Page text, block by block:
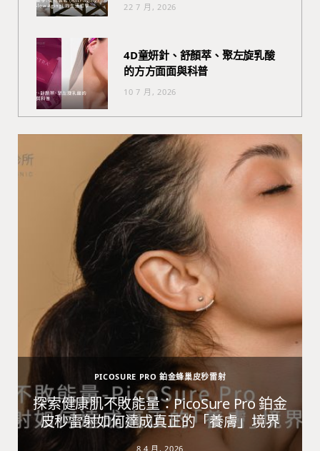
22 7 月, 2026
4D童妍針、舒顏萃、聚左旋乳酸
的方方面面與科普
10 7 月, 2026
PICOSURE PRO 鉑金蜂巢皮秒雷射
探索健康肌不敗能量：PicoSure Pro 鉑金
皮秒雷射如何達成真正的「養膚」境界
8 4 月, 2026